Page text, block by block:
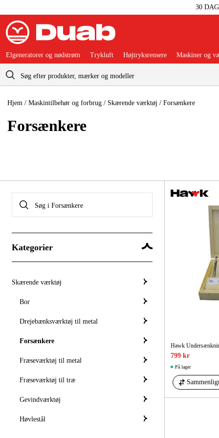
30
Elgeneratorer og nødstrøm Trykluft Højtryksrensere Maskiner og
Hjem / Maskintilbehør og forbrug / Skærende værktøj / Forsænkere
Forsænkere
Kategorier
Skærende værktøj
Bor
Drejebænksværktøj til metal
Forsænkere
Fræseværktøj til metal
Fræseværktøj til træ
Gevindværktøj
Høvlestål
Hawk
799 kr
På lager